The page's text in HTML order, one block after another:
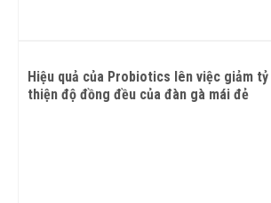
Hiệu quả của Probiotics lên việc giảm
thiện độ đồng đều của đàn gà mái đẻ